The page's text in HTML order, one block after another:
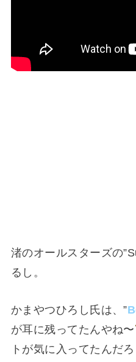
渚のオールスターズの
るし。
かまやつひろし氏は、”
が耳に残ってたんやね〜
トが気に入ってたんだ